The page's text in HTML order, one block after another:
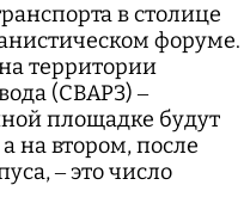
в столице
форуме.
территории
(СВАРЗ) –
площадке будут
на втором, после
– это число